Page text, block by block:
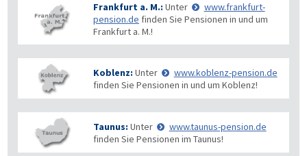
Frankfurt a. M.: Unter
www.frankfurt-
pension.de finden Sie Pensionen in und um
Frankfurt a. M.!
Koblenz: Unter
www.koblenz-pension.de
finden Sie Pensionen in und um Koblenz!
Taunus: Unter
www.taunus-pension.de
finden Sie Pensionen im Taunus!